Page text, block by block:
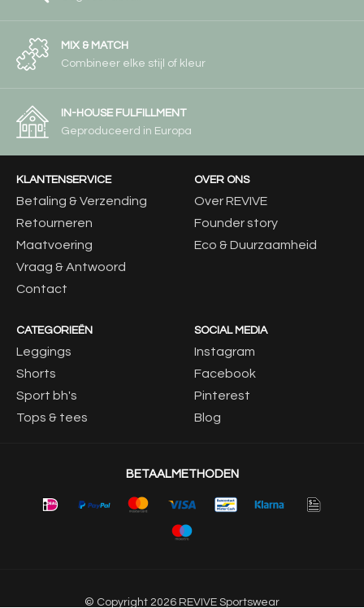
MIX & MATCH
Combineer elke stijl of kleur
IN-HOUSE FULFILLMENT
Geproduceerd in Europa
KLANTENSERVICE
Betaling & Verzending
Retourneren
Maatvoering
Vraag & Antwoord
Contact
OVER ONS
Over REVIVE
Founder story
Eco & Duurzaamheid
CATEGORIEËN
Leggings
Shorts
Sport bh's
Tops & tees
SOCIAL MEDIA
Instagram
Facebook
Pinterest
Blog
© Copyright 2026 REVIVE Sportswear
BETAALMETHODEN